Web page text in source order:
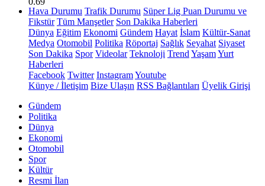
Hava Durumu Trafik Durumu Süper Lig Puan Durumu ve
Fikstür Tüm Manşetler Son Dakika Haberleri
Dünya Eğitim Ekonomi Gündem Hayat İslam Kültür-Sanat
Medya Otomobil Politika Röportaj Sağlık Seyahat Siyaset
Son Dakika Spor Videolar Teknoloji Trend YaşamYurt
Haberleri
Facebook Twitter InstagramYoutube
Künye / İletişim Bize Ulaşın RSS Bağlantıları Üyelik Girişi
Gündem
Politika
Dünya
Ekonomi
Otomobil
Spor
Kültür
Resmi İlan